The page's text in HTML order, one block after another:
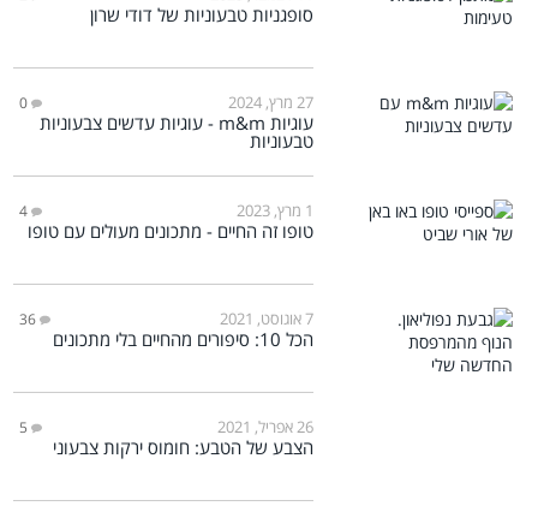
סופגניות טבעוניות של דודי שרון
27 מרץ, 2024 0
עוגיות m&m - עוגיות עדשים צבעוניות
טבעוניות
1 מרץ, 2023 4
טופו זה החיים - מתכונים מעולים עם טופו
7 אוגוסט, 2021 36
הכל 10: סיפורים מהחיים בלי מתכונים
26 אפריל, 2021 5
הצבע של הטבע: חומוס ירקות צבעוני